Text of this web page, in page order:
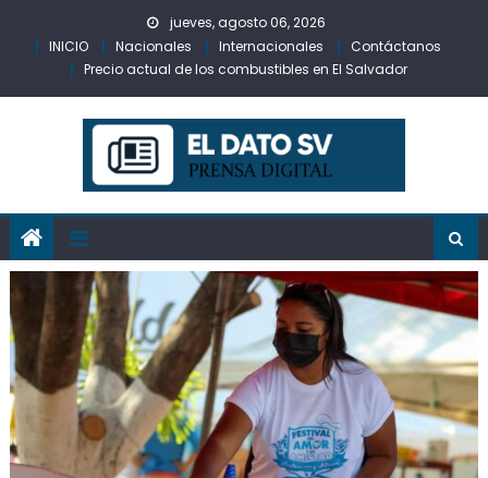
jueves, agosto 06, 2026
INICIO
Nacionales Internacionales
Contáctanos
Precio actual de los combustibles en El Salvador